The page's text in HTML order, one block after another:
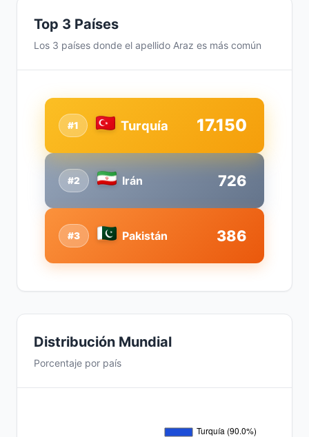
Top 3 Países
Los 3 países donde el apellido Araz es más común
#2 Irán 726
#1 Turquía 17.150
#3 Pakistán 386
Distribución Mundial
Porcentaje por país